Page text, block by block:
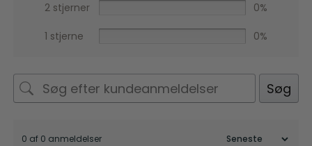
2 stjerner 0%
1 stjerne 0%
Søg
0 af 0 anmeldelser